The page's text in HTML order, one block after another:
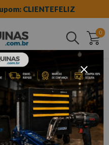
CLIENTEFELIZ
0
Buscar
chave allen curta